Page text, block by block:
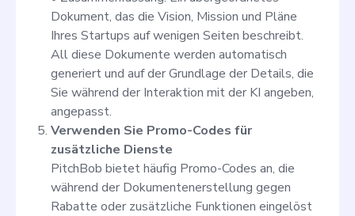
Dokument, das die Vision, Mission und Pläne
Ihres Startups auf wenigen Seiten beschreibt.
All diese Dokumente werden automatisch
generiert und auf der Grundlage der Details, die
Sie während der Interaktion mit der KI angeben,
angepasst.
Verwenden Sie Promo-Codes für
zusätzliche Dienste
PitchBob bietet häufig Promo-Codes an, die
während der Dokumentenerstellung gegen
Rabatte oder zusätzliche Funktionen eingelöst